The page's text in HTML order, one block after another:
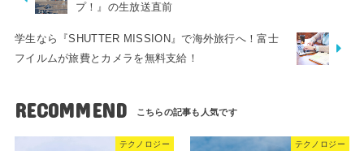
プ！』の生放送直前
学生なら『SHUTTER MISSION』で海外旅行へ！富士
フイルムが旅費とカメラを無料支給！
RECOMMEND
テクノロジー テクノロジー